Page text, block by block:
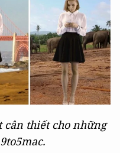
cân thiết cho những